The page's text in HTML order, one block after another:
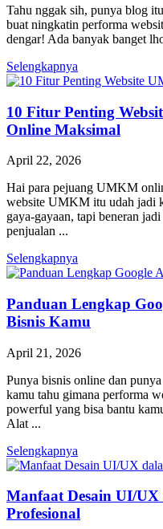
Tahu nggak sih, punya blog
buat ningkatin performa
dengar! Ada banyak banget
Selengkapnya
10 Fitur Penting
Online Maksimal
April 22, 2026
Hai para pejuang UMKM
website UMKM itu udah jadi
gaya-gayaan, tapi beneran
penjualan ...
Selengkapnya
Panduan Lengkap
Bisnis Kamu
April 21, 2026
Punya bisnis online dan
kamu tahu gimana performa
powerful yang bisa bantu
Alat ...
Selengkapnya
Manfaat Desain UI/UX
Profesional